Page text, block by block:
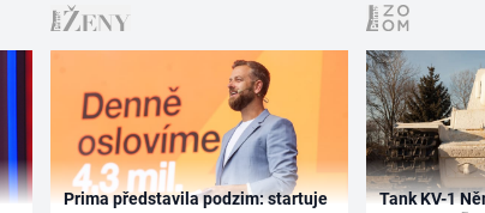
Prima představila podzim: startuje Tank KV-1